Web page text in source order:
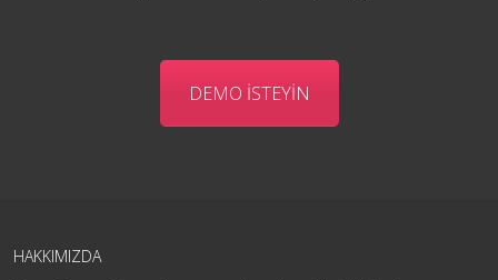
DEMO İSTEYİN
HAKKIMIZDA